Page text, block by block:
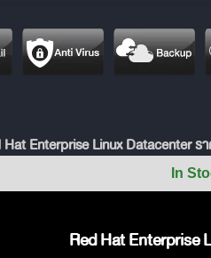
Enterprise Linux Datacenter ร
In
Red Hat Enterprise